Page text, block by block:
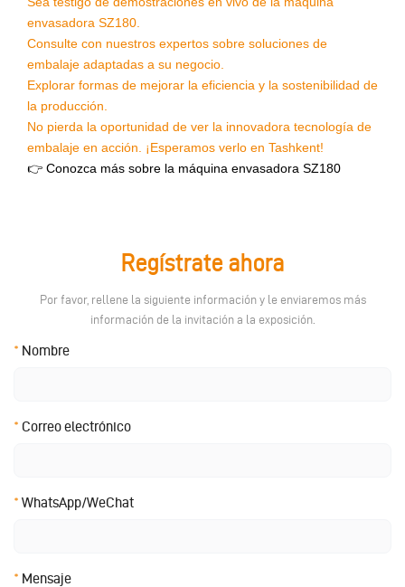
envasadora SZ180.
Consulte con nuestros expertos sobre soluciones de
embalaje adaptadas a su negocio.
Explorar formas de mejorar la eficiencia y la sostenibilidad de
la producción.
No pierda la oportunidad de ver la innovadora tecnología de
embalaje en acción. ¡Esperamos verlo en Tashkent!
👉 Conozca más sobre la máquina envasadora SZ180
Regístrate ahora
Por favor, rellene la siguiente información y le enviaremos más
información de la invitación a la exposición.
* Nombre
* Correo electrónico
* WhatsApp/WeChat
* Mensaje